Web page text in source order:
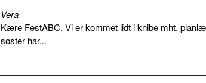
Vera
Kære FestABC, Vi er kommet lidt i knibe mht.
søster har...